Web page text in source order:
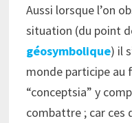
Aussi lorsque l’on
situation (du point
géosymbolique) il
monde participe au
“conceptsia” y
combattre ; car ces